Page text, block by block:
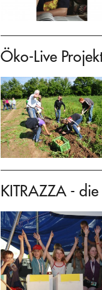
Öko-Live
KITRAZZA -